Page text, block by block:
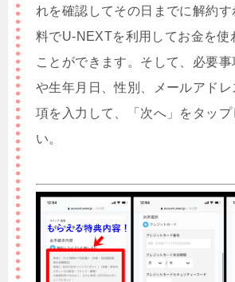
れを確認してその日までに解約
料でU-NEXTを利用してお金を使
ことができます。そして、必要事
や生年月日、性別、メールアド
項を入力して、「次へ」をタップ
い。